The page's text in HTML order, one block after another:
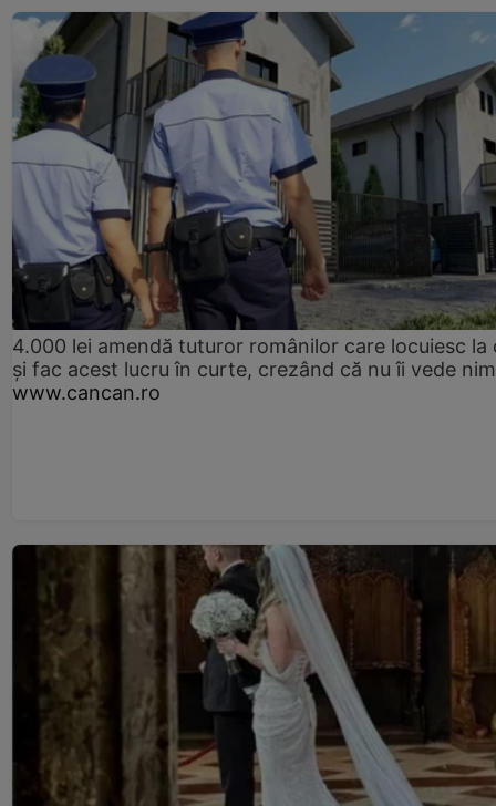
4.000 lei amendă tuturor românilor care locuiesc la
și fac acest lucru în curte, crezând că nu îi vede
www.cancan.ro